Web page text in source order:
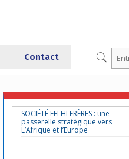
Contact
SOCIÉTÉ FELHI FRÈRES : une
passerelle stratégique vers
L’Afrique et l’Europe